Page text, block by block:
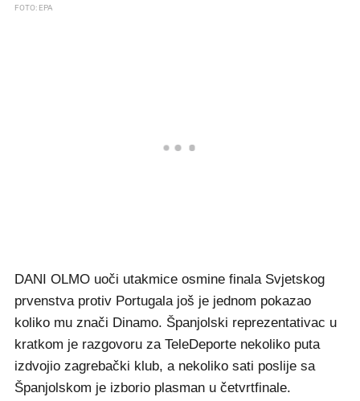
FOTO: EPA
DANI OLMO uoči utakmice osmine finala Svjetskog
prvenstva protiv Portugala još je jednom pokazao
koliko mu znači Dinamo. Španjolski reprezentativac u
kratkom je razgovoru za TeleDeporte nekoliko puta
izdvojio zagrebački klub, a nekoliko sati poslije sa
Španjolskom je izborio plasman u četvrtfinale.